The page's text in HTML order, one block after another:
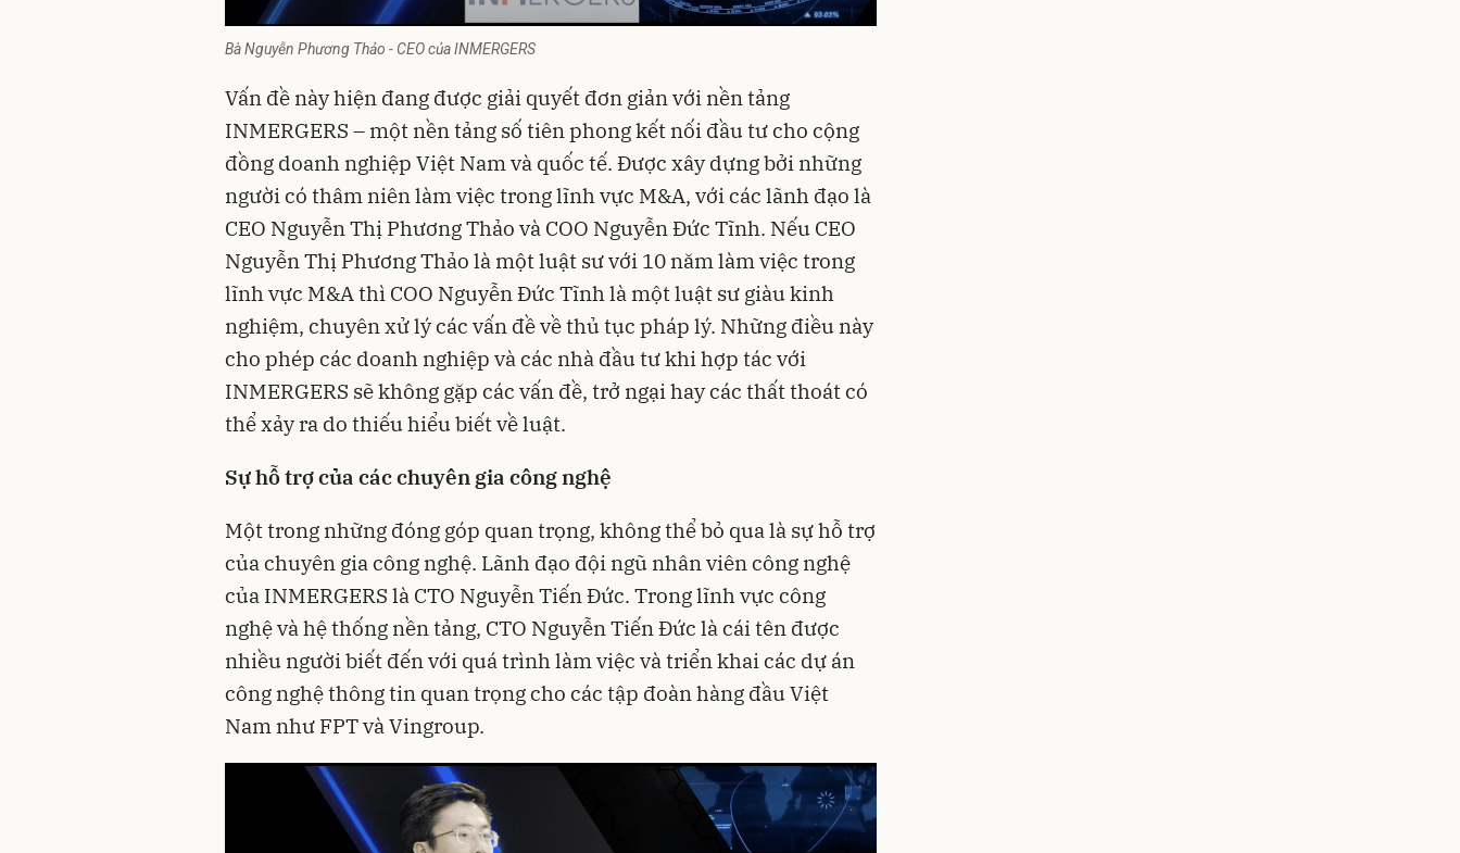
Bà Nguyễn Phương Thảo - CEO của INMERGERS
Vấn đề này hiện đang được giải quyết đơn giản với nền tảng
INMERGERS – một nền tảng số tiên phong kết nối đầu tư cho cộng
đồng doanh nghiệp Việt Nam và quốc tế. Được xây dựng bởi những
người có thâm niên làm việc trong lĩnh vực M&A, với các lãnh đạo là
CEO Nguyễn Thị Phương Thảo và COO Nguyễn Đức Tĩnh. Nếu CEO
Nguyễn Thị Phương Thảo là một luật sư với 10 năm làm việc trong
lĩnh vực M&A thì COO Nguyễn Đức Tĩnh là một luật sư giàu kinh
nghiệm, chuyên xử lý các vấn đề về thủ tục pháp lý. Những điều này
cho phép các doanh nghiệp và các nhà đầu tư khi hợp tác với
INMERGERS sẽ không gặp các vấn đề, trở ngại hay các thất thoát có
thể xảy ra do thiếu hiểu biết về luật.
Sự hỗ trợ của các chuyên gia công nghệ
Một trong những đóng góp quan trọng, không thể bỏ qua là sự hỗ trợ
của chuyên gia công nghệ. Lãnh đạo đội ngũ nhân viên công nghệ
của INMERGERS là CTO Nguyễn Tiến Đức. Trong lĩnh vực công
nghệ và hệ thống nền tảng, CTO Nguyễn Tiến Đức là cái tên được
nhiều người biết đến với quá trình làm việc và triển khai các dự án
công nghệ thông tin quan trọng cho các tập đoàn hàng đầu Việt
Nam như FPT và Vingroup.